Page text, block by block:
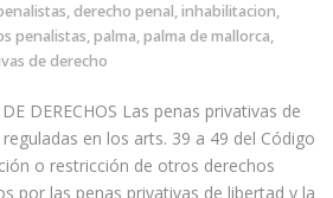
,derecho penal,inhabilitacion,
penalistas,palma,palma de mallorca,
de derecho
DE DERECHOS Las penas privativas de
en los arts. 39 a 49 del Código
o restricción de otros derechos
por las penas privativas de libertad y la